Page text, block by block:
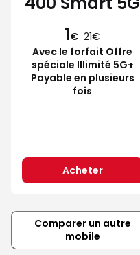
1€ 21
Avec le forfait Offre
spéciale Illimité 5G+
Payable en plusieurs
fois
Acheter
Comparer un autre
mobile